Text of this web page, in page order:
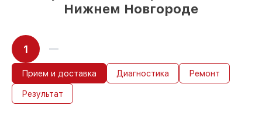
Нижнем Новгороде
1
Прием и доставка Диагностика Ремонт
Результат